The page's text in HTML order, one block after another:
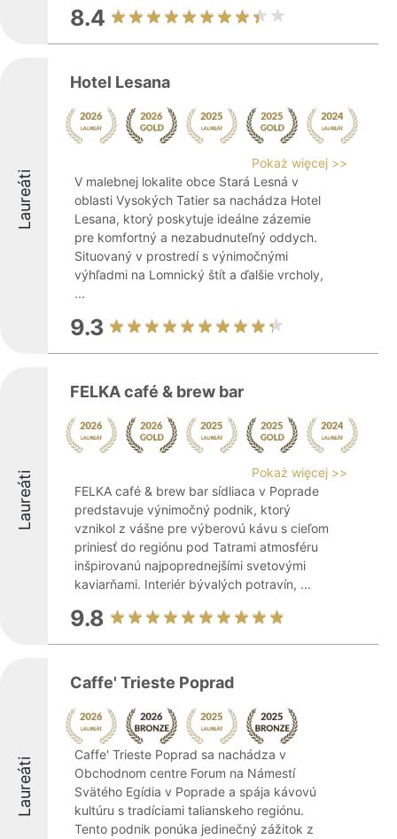
8.4
Laureáti
Hotel Lesana
Pokaż więcej >>
V malebnej lokalite obce Stará Lesná v
oblasti Vysokých Tatier sa nachádza Hotel
Lesana, ktorý poskytuje ideálne zázemie
pre komfortný a nezabudnuteľný oddych.
Situovaný v prostredí s výnimočnými
výhľadmi na Lomnický štít a ďalšie vrcholy,
...
9.3
Laureáti
FELKA café & brew bar
Pokaż więcej >>
FELKA café & brew bar sídliaca v Poprade
predstavuje výnimočný podnik, ktorý
vznikol z vášne pre výberovú kávu s cieľom
priniesť do regiónu pod Tatrami atmosféru
inšpirovanú najpoprednejšími svetovými
kaviarňami. Interiér bývalých potravín, ...
9.8
Laureáti
Caffe' Trieste Poprad
Caffe' Trieste Poprad sa nachádza v
Obchodnom centre Forum na Námestí
Svätého Egídia v Poprade a spája kávovú
kultúru s tradíciami talianskeho regiónu.
Tento podnik ponúka jedinečný zážitok z